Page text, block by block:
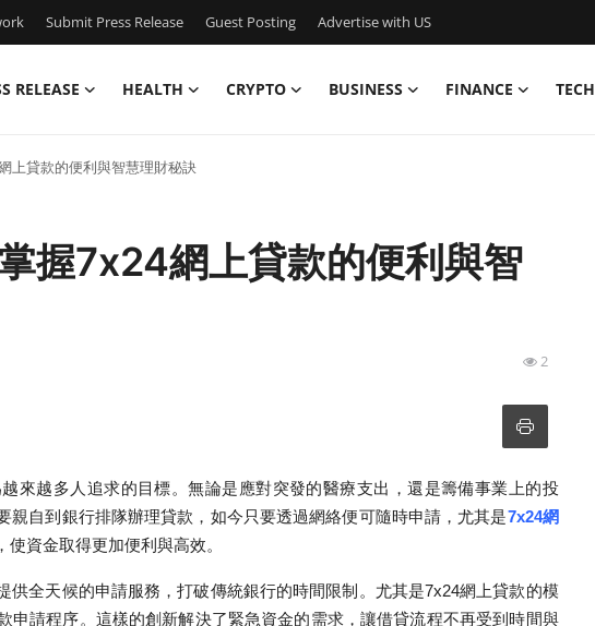
Submit Press Release Guest Posting Advertise with US
RELEASE HEALTH CRYPTO BUSINESS FINANCE TECH
上貸款的便利與智慧理財秘訣
握7x24網上貸款的便利與智
2
來越多人追求的目標。無論是應對突發的醫療支出，還是籌備事業上的投
親自到銀行排隊辦理貸款，如今只要透過網絡便可隨時申請，尤其是7x24網
資金取得更加便利與高效。
供全天候的申請服務，打破傳統銀行的時間限制。尤其是7x24網上貸款的模
申請程序。這樣的創新解決了緊急資金的需求，讓借貸流程不再受到時間與